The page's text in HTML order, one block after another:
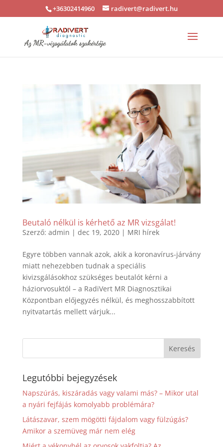
+36302414960 radivert@radivert.hu
Beutaló nélkül is kérhető az MR vizsgálat!
Szerző: admin | dec 19, 2020| MRI hírek
Egyre többen vannak azok, akik a koronavírus-járvány
miatt nehezebben tudnak a speciális
kivizsgálásokhoz szükséges beutalót kérni a
háziorvosuktól – a RadiVert MR Diagnosztikai
Központban előjegyzés nélkül, és meghosszabbított
nyitvatartás mellett várjuk...
Legutóbbi bejegyzések
Napszúrás, kiszáradás vagy valami más? – Mikor utal
a nyári fejfájás komolyabb problémára?
Látászavar, szem mögötti fájdalom vagy fülzúgás?
Amikor a szemüveg már nem elég